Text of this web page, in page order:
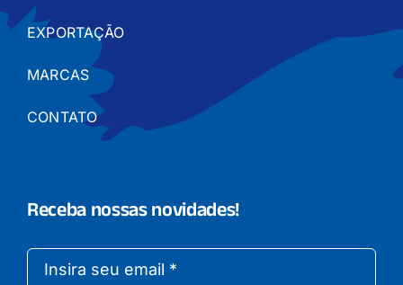
EXPORTAÇÃO
MARCAS
CONTATO
Receba nossas novidades!